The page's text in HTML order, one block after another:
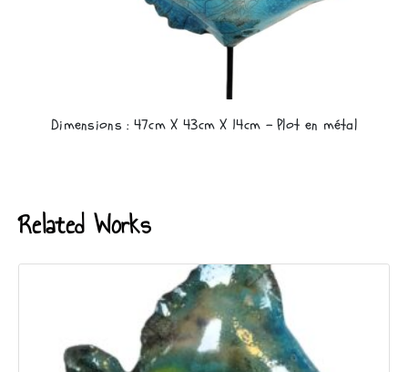
Dimensions : 47cm X 43cm X 14cm – Plot en métal
Related Works